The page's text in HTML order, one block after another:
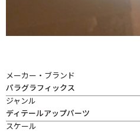
メーカー・ブランド
パラグラフィックス
ジャンル
ディテールアップパーツ
スケール